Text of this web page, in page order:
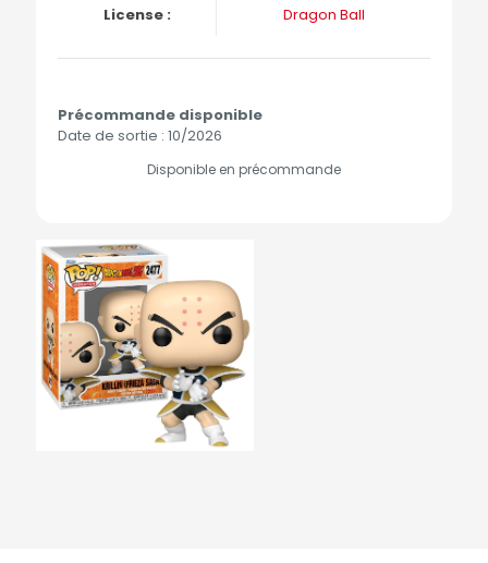
License : Dragon Ball
Précommande disponible
Date de sortie : 10/2026
Disponible en précommande